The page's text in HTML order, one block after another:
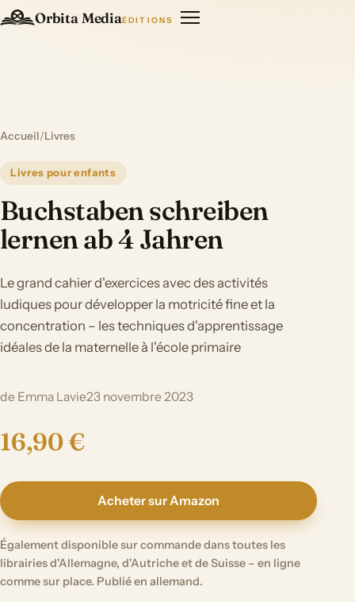
Orbita MediaÉDITIONS
Accueil/Livres
Livres pour enfants
Buchstaben schreiben
lernen ab 4 Jahren
Le grand cahier d'exercices avec des activités
ludiques pour développer la motricité fine et la
concentration – les techniques d'apprentissage
idéales de la maternelle à l'école primaire
de Emma Lavie23 novembre 2023
16,90 €
Acheter sur Amazon
Également disponible sur commande dans toutes les
librairies d'Allemagne, d'Autriche et de Suisse – en ligne
comme sur place. Publié en allemand.